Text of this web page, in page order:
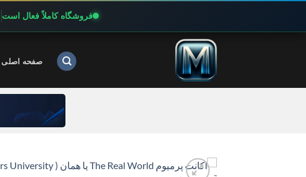
فروشگاه کاملاً فعال است
صفحه اصلی